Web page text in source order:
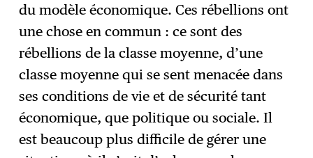
du modèle économique. Ces rébellions ont
une chose en commun : ce sont des
rébellions de la classe moyenne, d’une
classe moyenne qui se sent menacée dans
ses conditions de vie et de sécurité tant
économique, que politique ou sociale. Il
est beaucoup plus difficile de gérer une